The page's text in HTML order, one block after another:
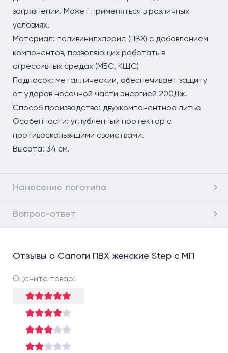
загрязнений. Может применяться в различных
условиях.
Материал: поливинилхлорид (ПВХ) с добавлением
компонентов, позволяющих работать в
агрессивных средах (МБС, КЩС)
Подносок: металлический, обеспечивает защиту
от ударов носочной части энергией 200Дж.
Способ производства: двухкомпонентное литье
Особенности: углубленный протектор с
противоскользящими свойствами.
Высота: 34 см.
Нанесение логотипа
Вопрос-ответ
Отзывы о Сапоги ПВХ женские Step с МП
Оцените товар: